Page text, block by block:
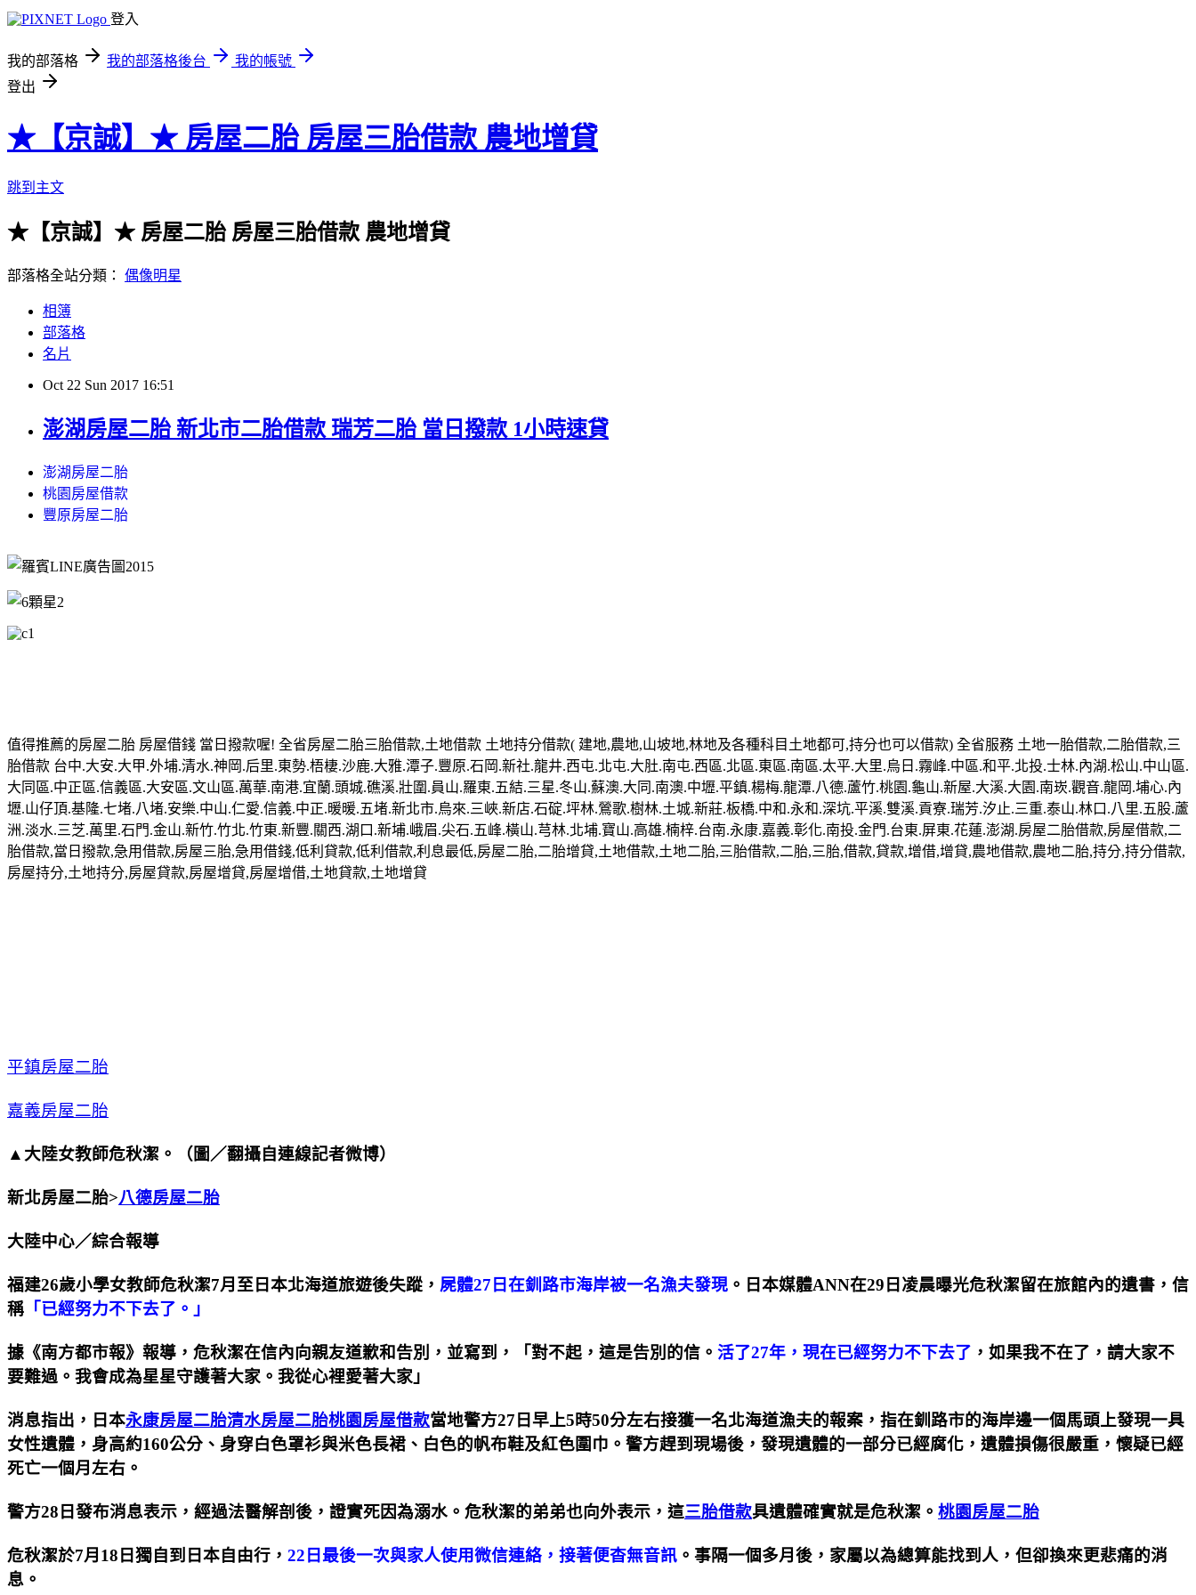
登入
我的部落格 我的部落格後台
我的帳號
登出
★【京誠】★ 房屋二胎 房屋三胎借款 農地增貸
跳到主文
★【京誠】★ 房屋二胎 房屋三胎借款 農地增貸
部落格全站分類： 偶像明星
相簿
部落格
名片
Oct 22 Sun 2017 16:51
澎湖房屋二胎 新北市二胎借款 瑞芳二胎 當日撥款 1小時速貸
澎湖房屋二胎
桃園房屋借款
豐原房屋二胎
值得推薦的房屋二胎 房屋借錢 當日撥款喔! 全省房屋二胎三胎借款,土地借款 土地持分借款( 建地,農地,山坡地,林地及各種科目土地都可,持分也可以借款) 全省服務 土地一胎借款,二胎借款,三
胎借款 台中.大安.大甲.外埔.清水.神岡.后里.東勢.梧棲.沙鹿.大雅.潭子.豐原.石岡.新社.龍井.西屯.北屯.大肚.南屯.西區.北區.東區.南區.太平.大里.烏日.霧峰.中區.和平.北投.士林.內湖.松山.中山區.
大同區.中正區.信義區.大安區.文山區.萬華.南港.宜蘭.頭城.礁溪.壯圍.員山.羅東.五結.三星.冬山.蘇澳.大同.南澳.中壢.平鎮.楊梅.龍潭.八德.蘆竹.桃園.龜山.新屋.大溪.大園.南崁.觀音.龍岡.埔心.內
壢.山仔頂.基隆.七堵.八堵.安樂.中山.仁愛.信義.中正.暖暖.五堵.新北市.烏來.三峽.新店.石碇.坪林.鶯歌.樹林.土城.新莊.板橋.中和.永和.深坑.平溪.雙溪.貢寮.瑞芳.汐止.三重.泰山.林口.八里.五股.蘆
洲.淡水.三芝.萬里.石門.金山.新竹.竹北.竹東.新豐.關西.湖口.新埔.峨眉.尖石.五峰.橫山.芎林.北埔.寶山.高雄.楠梓.台南.永康.嘉義.彰化.南投.金門.台東.屏東.花蓮.澎湖.房屋二胎借款,房屋借款,二
胎借款,當日撥款,急用借款,房屋三胎,急用借錢,低利貸款,低利借款,利息最低,房屋二胎,二胎增貸,土地借款,土地二胎,三胎借款,二胎,三胎,借款,貸款,增借,增貸,農地借款,農地二胎,持分,持分借款,
房屋持分,土地持分,房屋貸款,房屋增貸,房屋增借,土地貸款,土地增貸
平鎮房屋二胎
嘉義房屋二胎
▲大陸女教師危秋潔。（圖／翻攝自連線記者微博）
新北房屋二胎>八德房屋二胎
大陸中心／綜合報導
福建26歲小學女教師危秋潔7月至日本北海道旅遊後失蹤， 屍體27日在釧路市海岸被一名漁夫發現 。日本媒體ANN在29日凌晨曝光危秋潔留在旅館內的遺書，信
稱 「已經努力不下去了。」
據《南方都市報》報導，危秋潔在信內向親友道歉和告別，並寫到，「對不起，這是告別的信。 活了27年，現在已經努力不下去了 ，如果我不在了，請大家不
要難過。我會成為星星守護著大家。我從心裡愛著大家」
消息指出，日本永康房屋二胎清水房屋二胎桃園房屋借款當地警方27日早上5時50分左右接獲一名北海道漁夫的報案，指在釧路市的海岸邊一個馬頭上發現一具
女性遺體，身高約160公分、身穿白色罩衫與米色長裙、白色的帆布鞋及紅色圍巾。警方趕到現場後，發現遺體的一部分已經腐化，遺體損傷很嚴重，懷疑已經
死亡一個月左右。
警方28日發布消息表示，經過法醫解剖後，證實死因為溺水。危秋潔的弟弟也向外表示，這三胎借款具遺體確實就是危秋潔。 桃園房屋二胎
危秋潔於7月18日獨自到日本自由行， 22日最後一次與家人使用微信連絡，接著便杳無音訊 。事隔一個多月後，家屬以為總算能找到人，但卻換來更悲痛的消
息。